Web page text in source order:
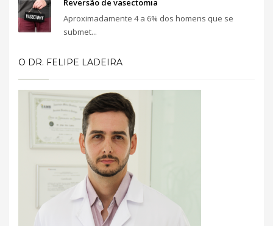
Reversão de vasectomia
Aproximadamente 4 a 6% dos homens que se
submet...
O DR. FELIPE LADEIRA